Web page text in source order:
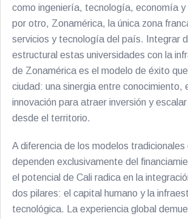
como ingeniería, tecnología, economía y
por otro, Zonamérica, la única zona
servicios y tecnología del país. Integrar
estructural estas universidades con la
de Zonamérica es el modelo de éxito
ciudad: una sinergia entre conocimiento,
innovación para atraer inversión y
desde el territorio.
A diferencia de los modelos tradicionales
dependen exclusivamente del
el potencial de Cali radica en la
dos pilares: el capital humano y la
tecnológica. La experiencia global